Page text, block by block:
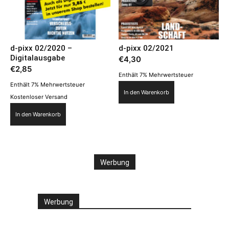
d-pixx 02/2020 –
Digitalausgabe
€2,85
Enthält 7% Mehrwertsteuer
Kostenloser Versand
In den Warenkorb
d-pixx 02/2021
€4,30
Enthält 7% Mehrwertsteuer
In den Warenkorb
Werbung
Werbung